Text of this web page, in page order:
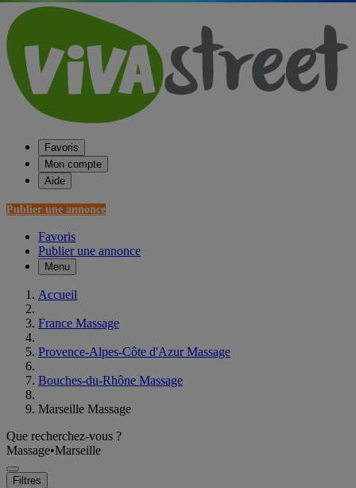
Favoris
Mon compte
Aide
Publier une annonce
Favoris
Publier une annonce
Menu
Accueil
France Massage
Provence-Alpes-Côte d'Azur Massage
Bouches-du-Rhône Massage
Marseille Massage
Que recherchez-vous ?
Massage•Marseille
Filtres